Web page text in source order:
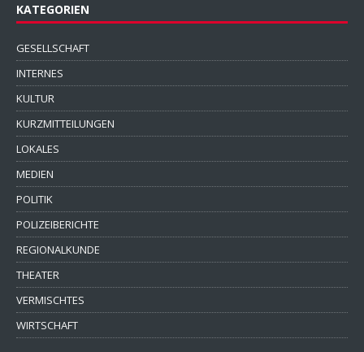
KATEGORIEN
GESELLSCHAFT
INTERNES
KULTUR
KURZMITTEILUNGEN
LOKALES
MEDIEN
POLITIK
POLIZEIBERICHTE
REGIONALKUNDE
THEATER
VERMISCHTES
WIRTSCHAFT